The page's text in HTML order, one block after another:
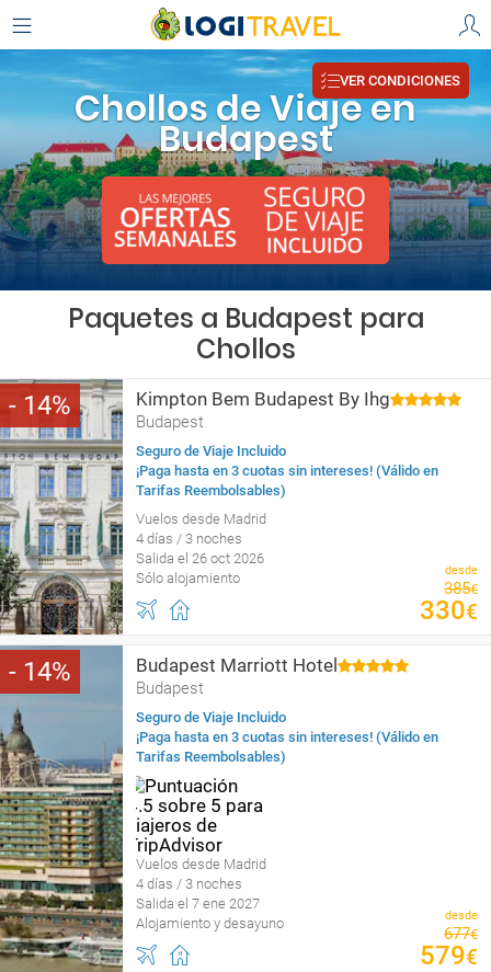
Chollos de Viaje en
Budapest
VER CONDICIONES
Paquetes a Budapest para
Chollos
14 Kimpton Bem Budapest By Ihg
Budapest
Seguro de Viaje Incluido
¡Paga hasta en 3 cuotas sin intereses! (Válido en
Tarifas Reembolsables)
Vuelos desde Madrid
4 días / 3 noches
Salida el 26 oct 2026
Sólo alojamiento
desde
385€
330€
14 Budapest Marriott Hotel
Budapest
Seguro de Viaje Incluido
¡Paga hasta en 3 cuotas sin intereses! (Válido en
Tarifas Reembolsables)
Vuelos desde Madrid
4 días / 3 noches
Salida el 7 ene 2027
Alojamiento y desayuno
desde
677€
579€